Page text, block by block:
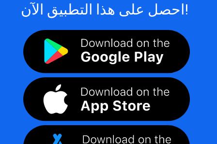
احصل على هذا التطبيق الآن!